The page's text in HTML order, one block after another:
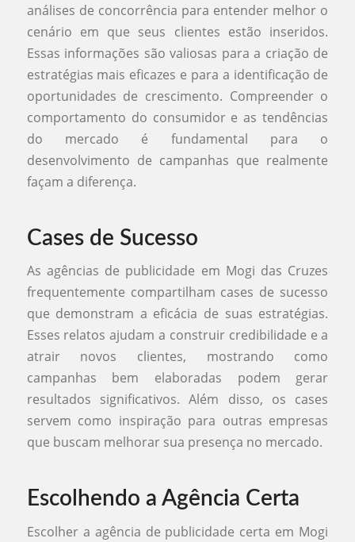
análises de concorrência para entender melhor o
cenário em que seus clientes estão inseridos.
Essas informações são valiosas para a criação de
estratégias mais eficazes e para a identificação de
oportunidades de crescimento. Compreender o
comportamento do consumidor e as tendências
do mercado é fundamental para o
desenvolvimento de campanhas que realmente
façam a diferença.
Cases de Sucesso
As agências de publicidade em Mogi das Cruzes
frequentemente compartilham cases de sucesso
que demonstram a eficácia de suas estratégias.
Esses relatos ajudam a construir credibilidade e a
atrair novos clientes, mostrando como
campanhas bem elaboradas podem gerar
resultados significativos. Além disso, os cases
servem como inspiração para outras empresas
que buscam melhorar sua presença no mercado.
Escolhendo a Agência Certa
Escolher a agência de publicidade certa em Mogi